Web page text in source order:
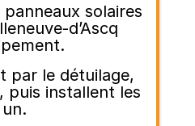
solaires
d’Ascq
par le détuilage,
puis installent les